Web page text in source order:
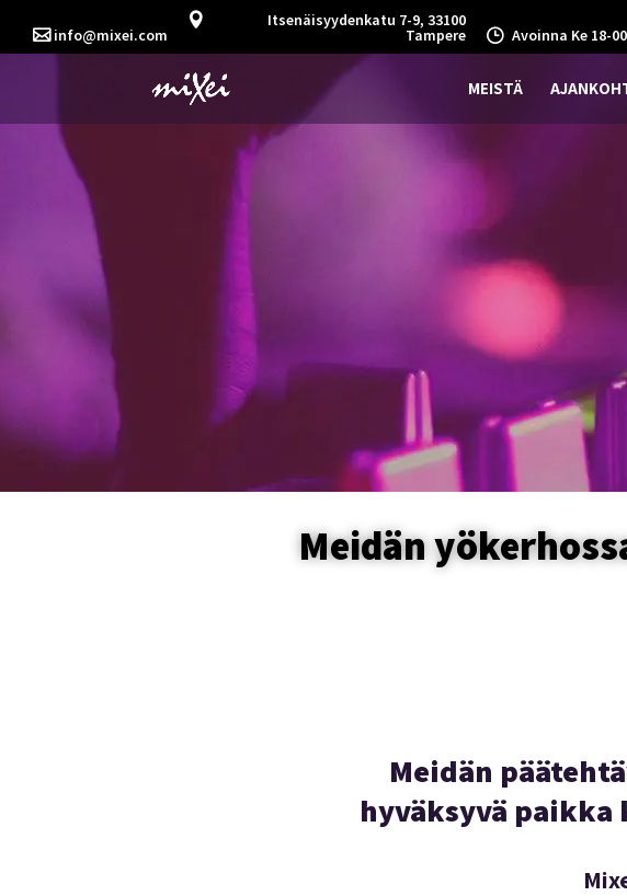
moc.i
exim@
ofni
Itsenäisyydenkatu 7-9, 33100
Tampere Avoinna Ke 18-
MEISTÄ
Meidän
Meidän
hyväksyvä